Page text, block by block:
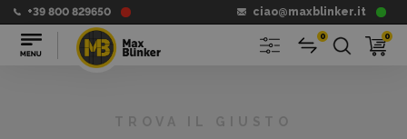
+39 800 829650 ciao@maxblinker.it
0 0